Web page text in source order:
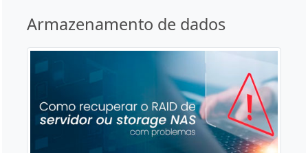
Armazenamento de dados